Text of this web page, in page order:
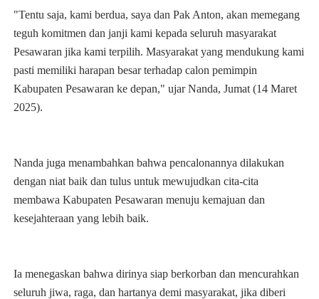
"Tentu saja, kami berdua, saya dan Pak Anton, akan memegang
teguh komitmen dan janji kami kepada seluruh masyarakat
Pesawaran jika kami terpilih. Masyarakat yang mendukung kami
pasti memiliki harapan besar terhadap calon pemimpin
Kabupaten Pesawaran ke depan," ujar Nanda, Jumat (14 Maret
2025).
Nanda juga menambahkan bahwa pencalonannya dilakukan
dengan niat baik dan tulus untuk mewujudkan cita-cita
membawa Kabupaten Pesawaran menuju kemajuan dan
kesejahteraan yang lebih baik.
Ia menegaskan bahwa dirinya siap berkorban dan mencurahkan
seluruh jiwa, raga, dan hartanya demi masyarakat, jika diberi